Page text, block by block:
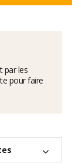
par les
pour faire